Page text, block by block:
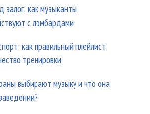
залог: как музыканты
с ломбардами
как правильный плейлист
тренировки
выбирают музыку и что она